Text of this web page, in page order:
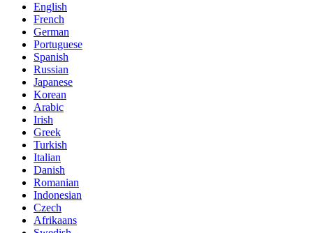
English
French
German
Portuguese
Spanish
Russian
Japanese
Korean
Arabic
Irish
Greek
Turkish
Italian
Danish
Romanian
Indonesian
Czech
Afrikaans